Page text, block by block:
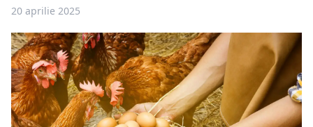
20 aprilie 2025